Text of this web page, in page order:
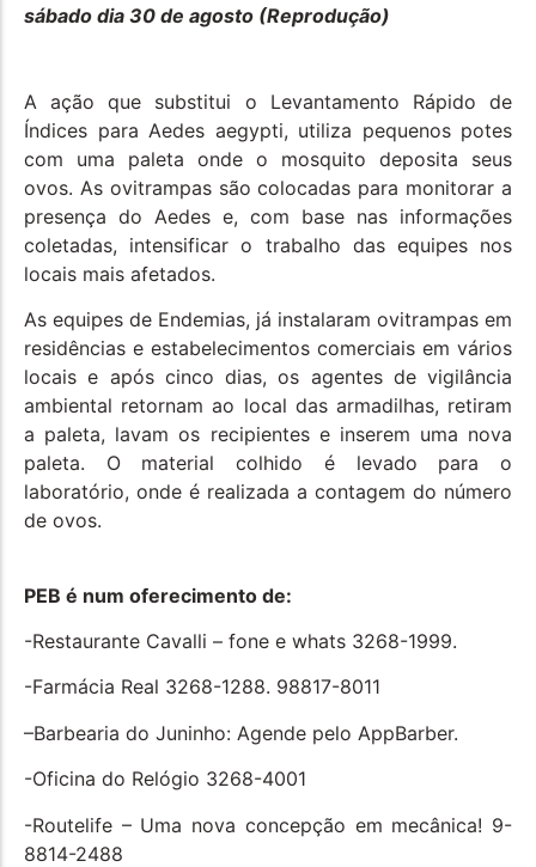
sábado dia 30 de agosto (Reprodução)
A ação que substitui o Levantamento Rápido de
Índices para Aedes aegypti, utiliza pequenos potes
com uma paleta onde o mosquito deposita seus
ovos. As ovitrampas são colocadas para monitorar a
presença do Aedes e, com base nas informações
coletadas, intensificar o trabalho das equipes nos
locais mais afetados.
As equipes de Endemias, já instalaram ovitrampas em
residências e estabelecimentos comerciais em vários
locais e após cinco dias, os agentes de vigilância
ambiental retornam ao local das armadilhas, retiram
a paleta, lavam os recipientes e inserem uma nova
paleta. O material colhido é levado para o
laboratório, onde é realizada a contagem do número
de ovos.
PEB é num oferecimento de:
-Restaurante Cavalli – fone e whats 3268-1999.
-Farmácia Real 3268-1288. 98817-8011
–Barbearia do Juninho: Agende pelo AppBarber.
-Oficina do Relógio 3268-4001
-Routelife – Uma nova concepção em mecânica! 9-
8814-2488